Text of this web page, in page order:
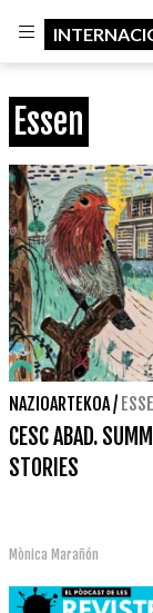
Essen
NAZIOARTEKOA/
CESC ABAD.
STORIES
Mònica Marañón